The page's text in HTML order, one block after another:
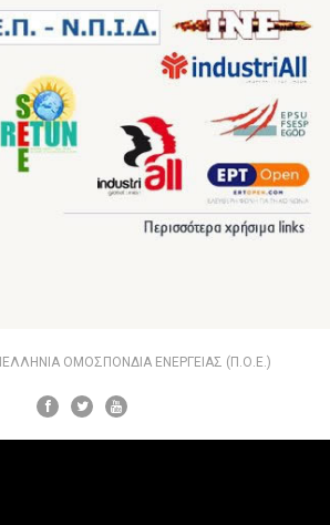
ΟΜΟΣΠΟΝΔΙΑ ΕΝΕΡΓΕΙΑΣ (Π.Ο.Ε.)